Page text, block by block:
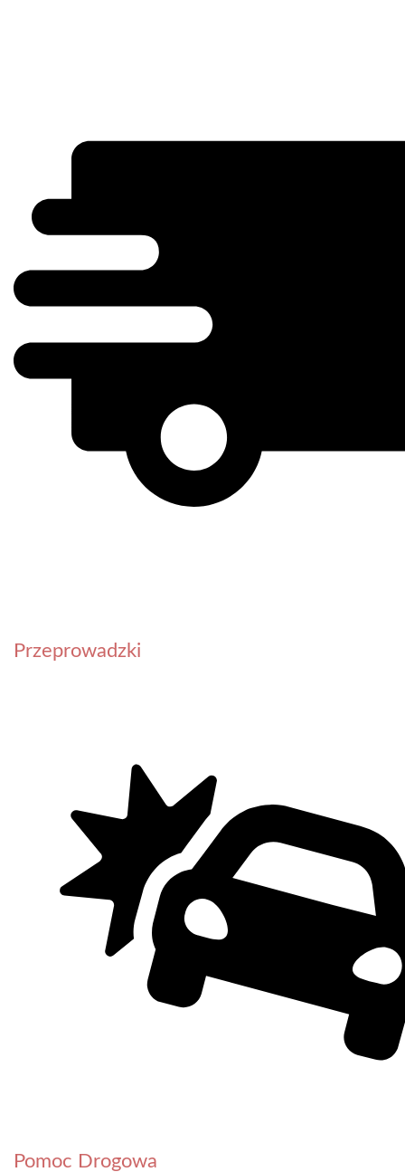
Przeprowadzki
Pomoc Drogowa